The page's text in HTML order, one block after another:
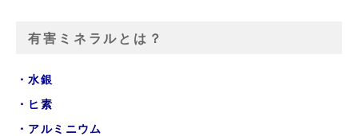
有害ミネラルとは？
・水銀
・ヒ素
・アルミニウム